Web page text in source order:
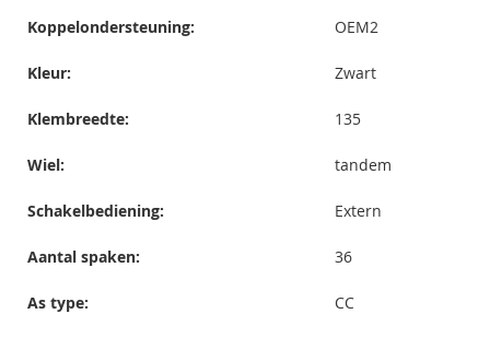
Koppelondersteuning: OEM2
Kleur: Zwart
Klembreedte: 135
Wiel: tandem
Schakelbediening: Extern
Aantal spaken: 36
As type: CC